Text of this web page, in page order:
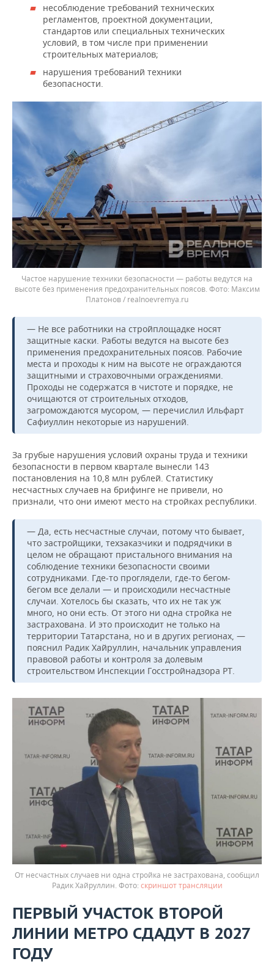
несоблюдение требований технических
регламентов, проектной документации,
стандартов или специальных технических
условий, в том числе при применении
строительных материалов;
нарушения требований техники
безопасности.
Частое нарушение техники безопасности — работы ведутся на
высоте без применения предохранительных поясов.
Максим
Платонов / realnoevremya.ru
— Не все работники на стройплощадке носят
защитные каски. Работы ведутся на высоте без
применения предохранительных поясов. Рабочие
места и проходы к ним на высоте не ограждаются
защитными и страховочными ограждениями.
Проходы не содержатся в чистоте и порядке, не
очищаются от строительных отходов,
загромождаются мусором, — перечислил Ильфарт
Сафиуллин некоторые из нарушений.
За грубые нарушения условий охраны труда и техники
безопасности в первом квартале вынесли 143
постановления на 10,8 млн рублей. Статистику
несчастных случаев на брифинге не привели, но
признали, что они имеют место на стройках республики.
— Да, есть несчастные случаи, потому что бывает,
что застройщики, техзаказчики и подрядчики в
целом не обращают пристального внимания на
соблюдение техники безопасности своими
сотрудниками. Где-то проглядели, где-то бегом-
бегом все делали — и происходили несчастные
случаи. Хотелось бы сказать, что их не так уж
много, но они есть. От этого ни одна стройка не
застрахована. И это происходит не только на
территории Татарстана, но и в других регионах, —
пояснил Радик Хайруллин, начальник управления
правовой работы и контроля за долевым
строительством Инспекции Госстройнадзора РТ.
От несчастных случаев ни одна стройка не застрахована, сообщил
Радик Хайруллин.
скриншот трансляции
ПЕРВЫЙ УЧАСТОК ВТОРОЙ
ЛИНИИ МЕТРО СДАДУТ В 2027
ГОДУ